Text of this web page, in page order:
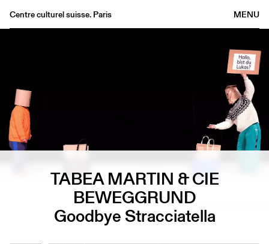
MENU
Centre culturel suisse. Paris
Archives
Médiathèque
Éditions
Informations
TABEA MARTIN & CIE
BEWEGGRUND
Goodbye Stracciatella